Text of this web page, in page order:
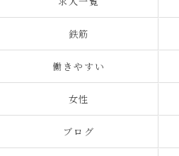
鉄筋
働きやすい
女性
ブログ